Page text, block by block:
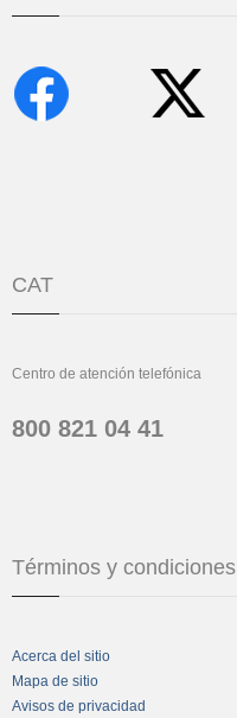
CAT
Centro de atención telefónica
800 821 04 41
Términos y condiciones
Acerca del sitio
Mapa de sitio
Avisos de privacidad